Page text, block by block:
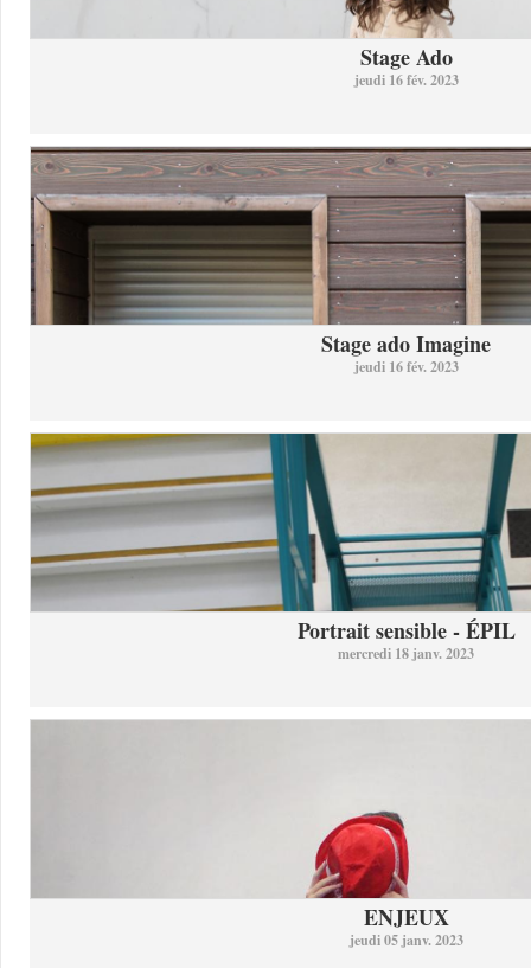
Stage Ado
jeudi 16 fév. 2023
Stage ado Imagine
jeudi 16 fév. 2023
Portrait sensible - ÉPIL
mercredi 18 janv. 2023
ENJEUX
jeudi 05 janv. 2023